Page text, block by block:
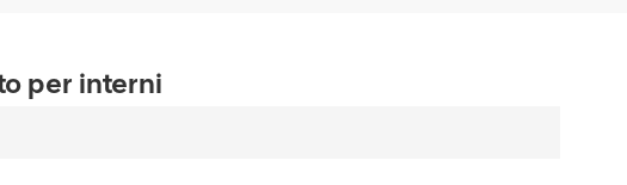
per interni